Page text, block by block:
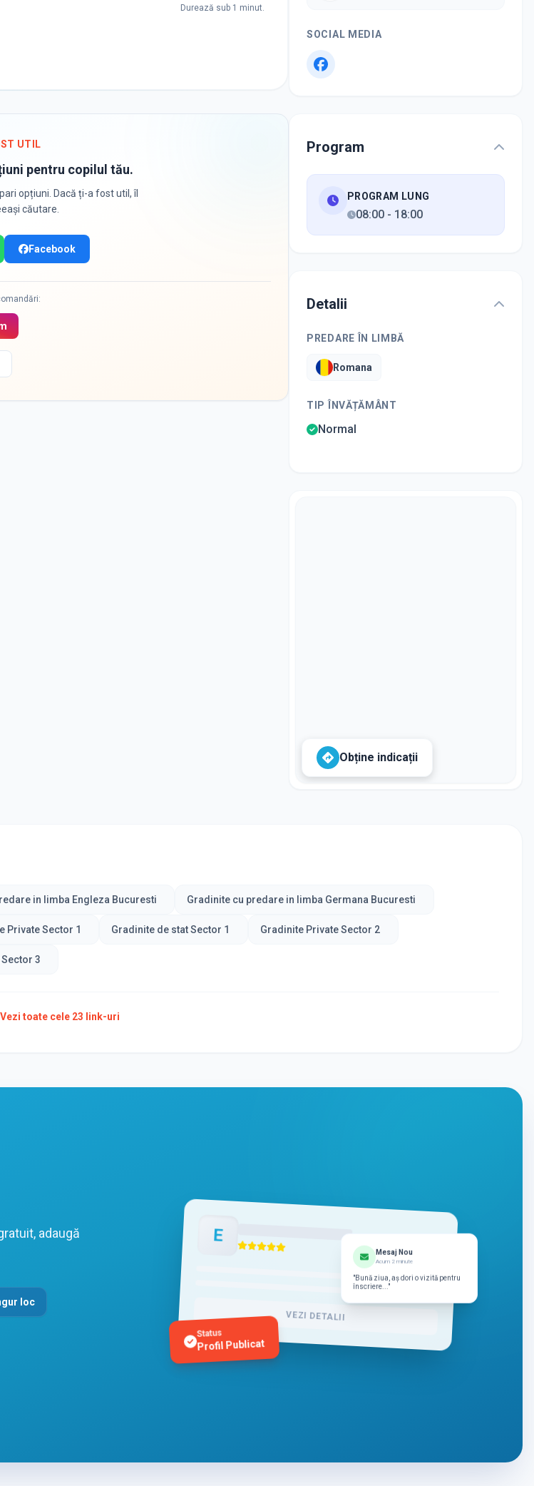
Durează sub 1 minut.
UTIL
pentru copilul tău.
opțiuni. Dacă ți-a fost util, îl
căutare.
Facebook
SOCIAL MEDIA
Program
PROGRAM LUNG
08:00 - 18:00
Detalii
PREDARE ÎN LIMBĂ
Romana
TIP ÎNVĂȚĂMÂNT
Normal
Obține indicații
in limba Engleza Bucuresti Gradinite cu predare in limba Germana Bucuresti
Private Sector 1 Gradinite de stat Sector 1 Gradinite Private Sector 2
3
Vezi toate cele 23 link-uri
adaugă
loc
E
VEZI DETALII
Acum 2 minute
"Bună ziua, aș dori o vizită pentru
înscriere..."
Status
Profil Publicat